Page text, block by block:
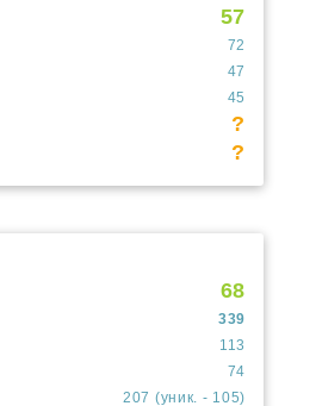
57
72
47
45
?
?
68
339
113
74
207 (уник. - 105)